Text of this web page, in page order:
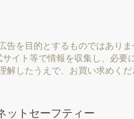
告を目的とするものではあり
イト等で情報を収集し、必要
したうえで、お買い求めくだ
ットセーフティー